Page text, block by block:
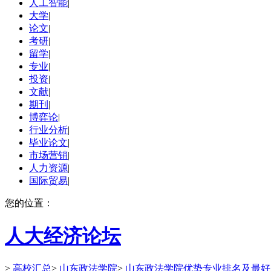
人工智能|
大学|
论文|
考研|
留学|
专业|
投资|
文献|
期刊 |
博弈论|
行业分析|
毕业论文|
市场营销|
人力资源|
国际贸易|
您的位置：
人大经济论坛
> 高校汇总> 山东政法学院> 山东政法学院优势专业排名及最